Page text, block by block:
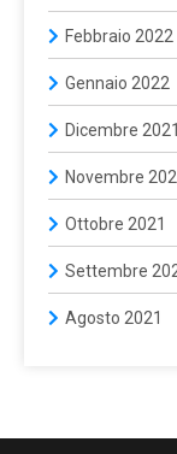
Febbraio 2022
Gennaio 2022
Dicembre 2021
Novembre
Ottobre 2021
Settembre
Agosto 2021